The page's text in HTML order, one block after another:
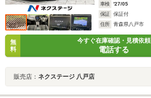
車検
'27/05
保証
保証付
住所
青森県八戸市
無
料
今すぐ在庫確認・見積依頼
電話する
販売店： ネクステージ 八戸店